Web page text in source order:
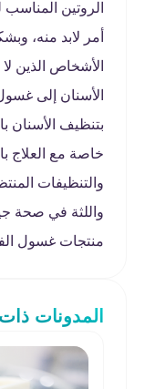
الروتين
أمر لابد منه،
الأشخاص الذين
الأسنان إلى
بتنظيف الأسنان
خاصة مع العلاج
والتنظيفات
واللثة في صحة
منتجات غسول
المدونات